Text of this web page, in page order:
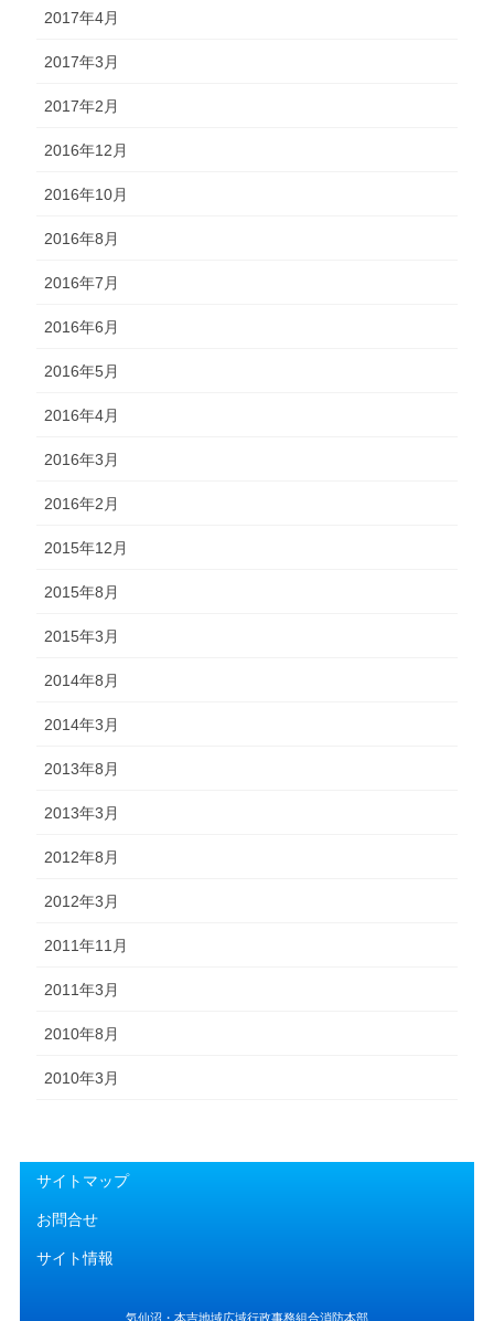
2017年4月
2017年3月
2017年2月
2016年12月
2016年10月
2016年8月
2016年7月
2016年6月
2016年5月
2016年4月
2016年3月
2016年2月
2015年12月
2015年8月
2015年3月
2014年8月
2014年3月
2013年8月
2013年3月
2012年8月
2012年3月
2011年11月
2011年3月
2010年8月
2010年3月
サイトマップ
お問合せ
サイト情報
気仙沼・本吉地域広域行政事務組合消防本部